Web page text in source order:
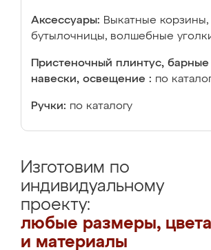
Аксессуары: Выкатные корзины,
бутылочницы, волшебные
Пристеночный плинтус, барные
навески, освещение : по
Ручки: по каталогу
Изготовим по
индивидуальному
проекту:
любые размеры, цвета
и материалы